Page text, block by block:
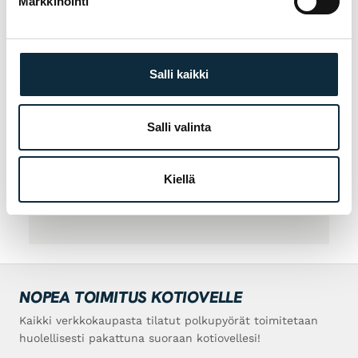
Salli kaikki
Salli valinta
Kiellä
TUTUSTU MYÖS
Lastenistuimet ja vaunut
NOPEA TOIMITUS KOTIOVELLE
Kaikki verkkokaupasta tilatut polkupyörät toimitetaan
huolellisesti pakattuna suoraan kotiovellesi!